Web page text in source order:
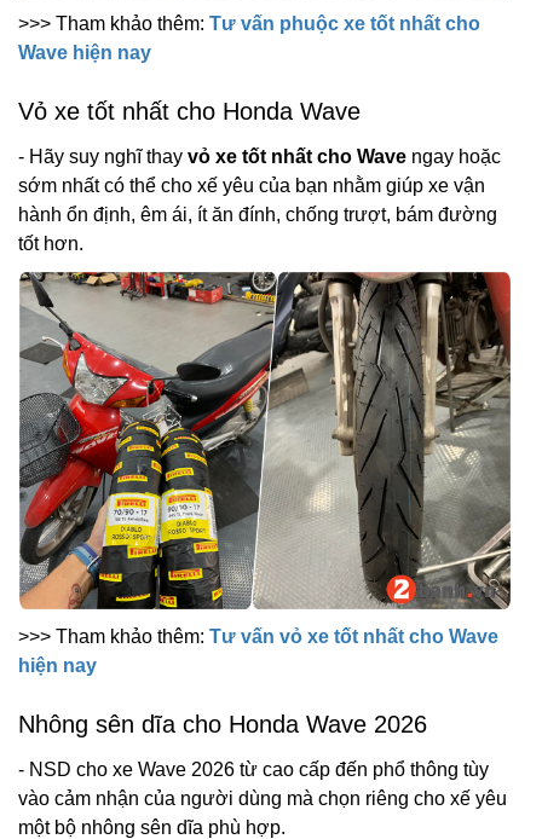
>>> Tham khảo thêm: Tư vấn phuộc xe tốt nhất cho
Wave hiện nay
Vỏ xe tốt nhất cho Honda Wave
- Hãy suy nghĩ thay vỏ xe tốt nhất cho Wave ngay hoặc
sớm nhất có thể cho xế yêu của bạn nhằm giúp xe vận
hành ổn định, êm ái, ít ăn đính, chống trượt, bám đường
tốt hơn.
>>> Tham khảo thêm: Tư vấn vỏ xe tốt nhất cho Wave
hiện nay
Nhông sên dĩa cho Honda Wave 2026
- NSD cho xe Wave 2026 từ cao cấp đến phổ thông tùy
vào cảm nhận của người dùng mà chọn riêng cho xế yêu
một bộ nhông sên dĩa phù hợp.